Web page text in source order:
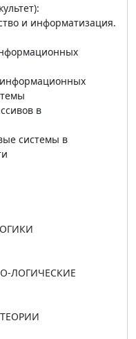
и информатизация.
в
системы в
ЛОГИЧЕСКИЕ